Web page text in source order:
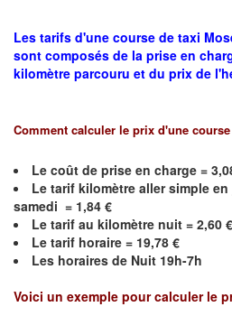
Les tarifs d'une course de taxi
sont composés de la prise en
kilomètre parcouru et du prix de
Comment calculer le prix d'une
Le coût de prise en charge =
Le tarif kilomètre aller simple
samedi = 1,84 €
Le tarif au kilomètre nuit = 2,60 €
Le tarif horaire = 19,78 €
Les horaires de Nuit 19h-7h
Voici un exemple pour calculer le